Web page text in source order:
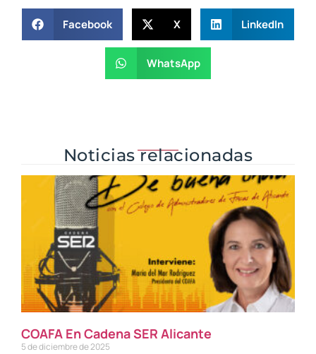
Facebook X LinkedIn
WhatsApp
Noticias relacionadas
COAFA En Cadena SER Alicante
5 de diciembre de 2025